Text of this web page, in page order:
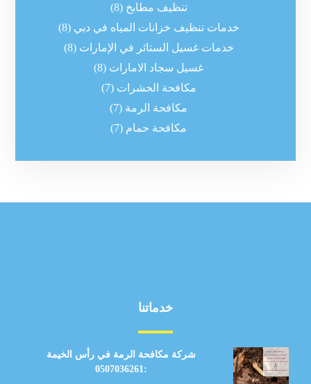
تنظيف مطابخ (8)
خدمات تنظيف خزانات المياه في دبي (8)
خدمات غسيل الستائر في الإمارات (8)
غسيل سجاد الامارات (8)
مكافحة الحشرات (7)
مكافحة الرمة (7)
مكافحة حمام (7)
خدماتنا
شركة مكافحة الرمة في رأس الخيمة
:0507036261